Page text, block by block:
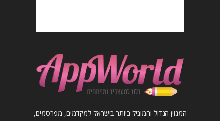
המגזין הגדול והמוביל ביותר בישראל למקדמים, מפרסמים,